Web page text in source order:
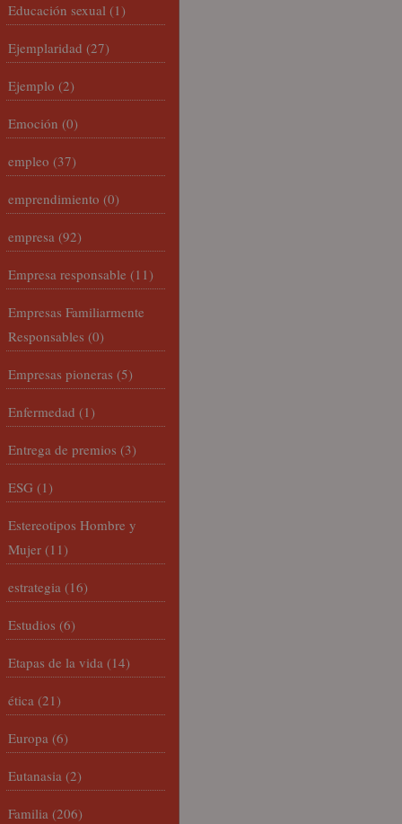
Educación sexual (1)
Ejemplaridad (27)
Ejemplo (2)
Emoción (0)
empleo (37)
emprendimiento (0)
empresa (92)
Empresa responsable (11)
Empresas Familiarmente
Responsables (0)
Empresas pioneras (5)
Enfermedad (1)
Entrega de premios (3)
ESG (1)
Estereotipos Hombre y
Mujer (11)
estrategia (16)
Estudios (6)
Etapas de la vida (14)
ética (21)
Europa (6)
Eutanasia (2)
Familia (206)